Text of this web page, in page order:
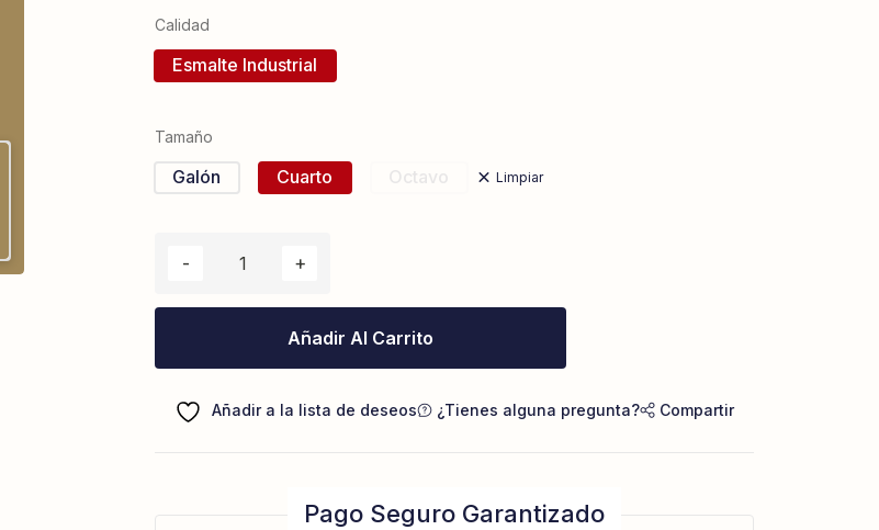
Calidad
Esmalte Industrial
Tamaño
Galón Cuarto Octavo Limpiar
Añadir Al Carrito
Añadir a la lista de deseos ¿Tienes alguna pregunta? Compartir
Pago Seguro Garantizado